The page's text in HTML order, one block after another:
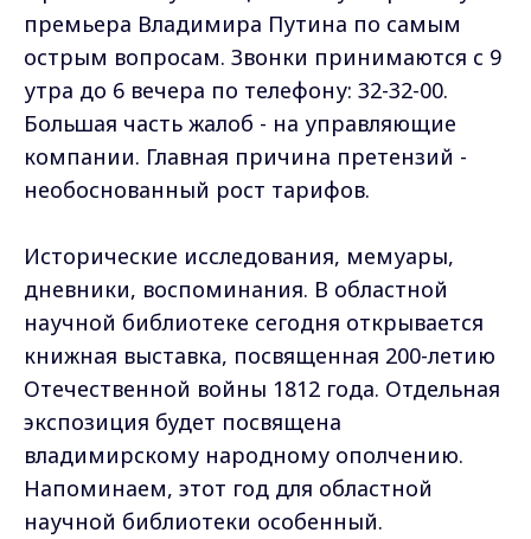
премьера Владимира Путина по самым
острым вопросам. Звонки принимаются с 9
утра до 6 вечера по телефону: 32-32-00.
Большая часть жалоб - на управляющие
компании. Главная причина претензий -
необоснованный рост тарифов.
Исторические исследования, мемуары,
дневники, воспоминания. В областной
научной библиотеке сегодня открывается
книжная выставка, посвященная 200-летию
Отечественной войны 1812 года. Отдельная
экспозиция будет посвящена
владимирскому народному ополчению.
Напоминаем, этот год для областной
научной библиотеки особенный.